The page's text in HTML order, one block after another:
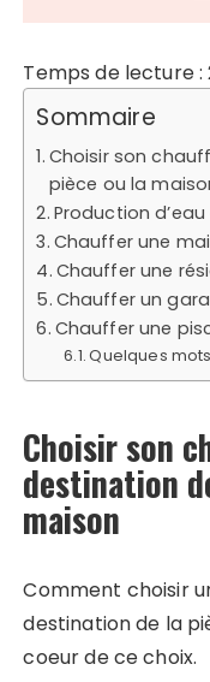
Temps de lecture :
Sommaire
Choisir son
pièce ou la
Production
Chauffer une
Chauffer une
Chauffer un
Chauffer une
Quelques
Choisir son
destination
maison
Comment choisir
destination de la
coeur de ce choix.